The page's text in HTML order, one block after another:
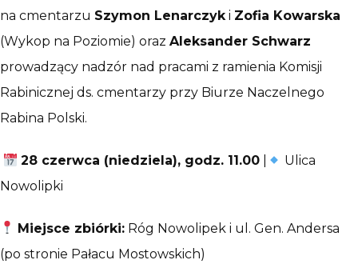
na cmentarzu Szymon Lenarczyki Zofia Kowarska
(Wykop na Poziomie) oraz Aleksander Schwarz
prowadzący nadzór nad pracami z ramienia Komisji
Rabinicznej ds. cmentarzy przy Biurze Naczelnego
Rabina Polski.
28 czerwca (niedziela), godz. 11.00
Ulica
Nowolipki
Miejsce zbiórki: Róg Nowolipek i ul. Gen. Andersa
(po stronie Pałacu Mostowskich)